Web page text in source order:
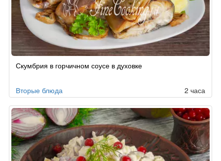
Скумбрия в горчичном соусе в духовке
Вторые блюда 2 часа